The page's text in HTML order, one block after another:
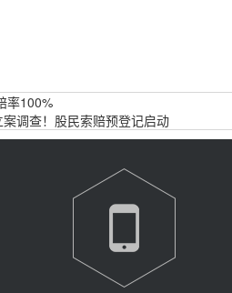
率100%
调查！股民索赔预登记启动